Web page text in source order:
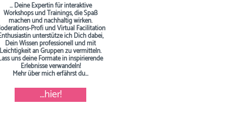
... Deine Expertin für interaktive
Workshops und Trainings, die Spaß
machen und nachhaltig wirken.
Profi und Virtual Facilitation
unterstütze ich Dich dabei,
Dein Wissen professionell und mit
Leichtigkeit an Gruppen zu vermitteln.
uns deine Formate in inspirierende
Erlebnisse verwandeln!
Mehr über mich erfährst du...
...hier!